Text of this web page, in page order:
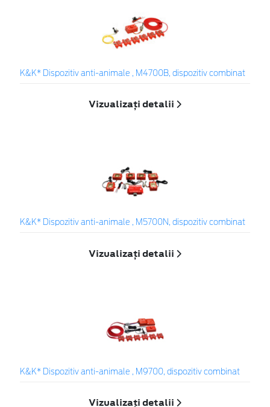
K&K* Dispozitiv anti-animale , M4700B, dispozitiv combinat
Vizualizați detalii
K&K* Dispozitiv anti-animale , M5700N, dispozitiv combinat
Vizualizați detalii
K&K* Dispozitiv anti-animale , M9700, dispozitiv combinat
Vizualizați detalii